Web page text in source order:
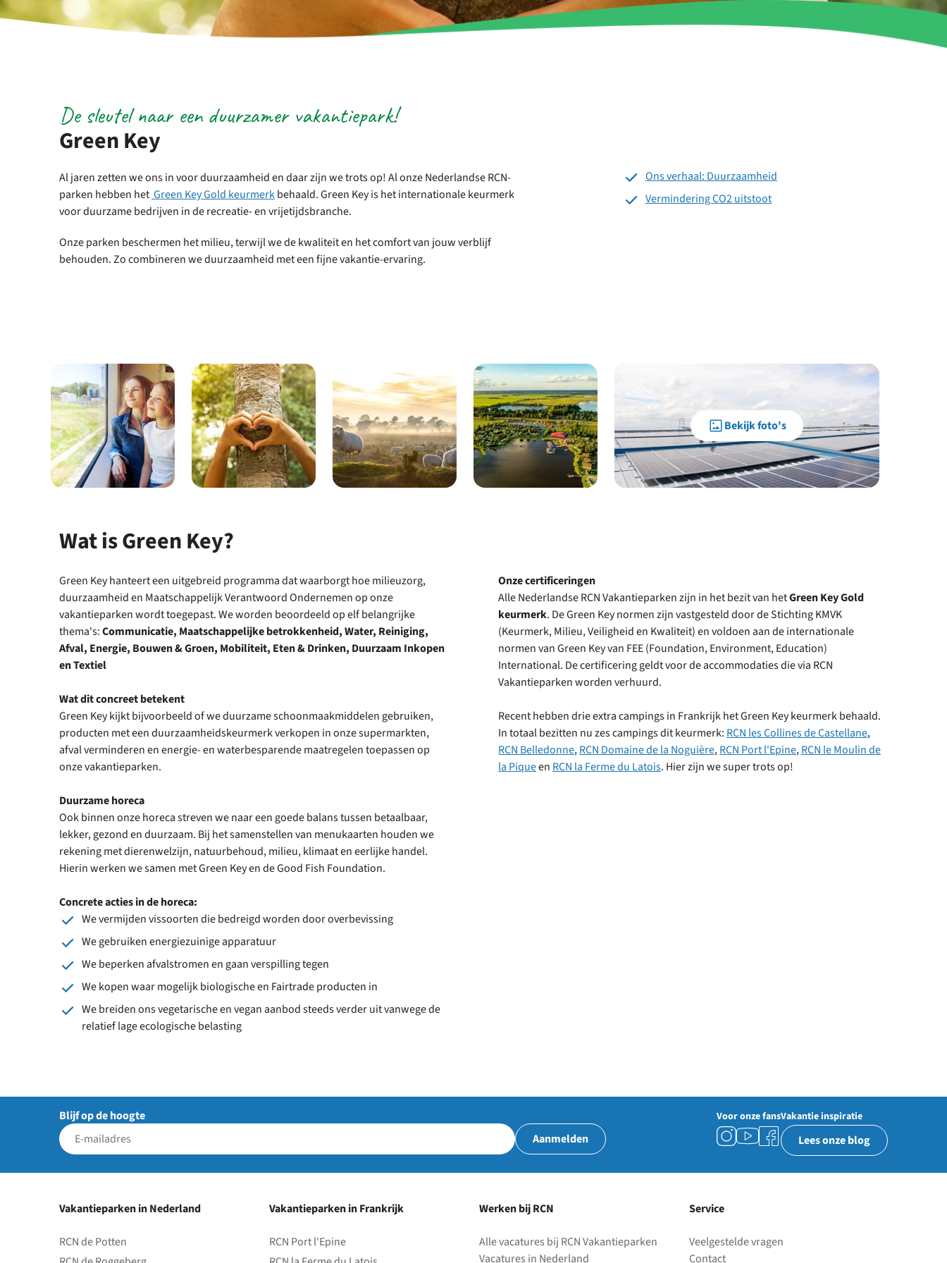
Green Key
De sleutel naar een duurzamer vakantiepark!
Al jaren zetten we ons in voor duurzaamheid en daar zijn we trots op! Al onze Nederlandse RCN-
parken hebben het Green Key Gold keurmerkbehaald. Green Key is het internationale keurmerk
voor duurzame bedrijven in de recreatie- en vrijetijdsbranche.
Onze parken beschermen het milieu, terwijl we de kwaliteit en het comfort van jouw verblijf
behouden. Zo combineren we duurzaamheid met een fijne vakantie-ervaring.
Ons verhaal: Duurzaamheid
Vermindering CO2 uitstoot
Bekijk foto's
Wat is Green Key?
Green Key hanteert een uitgebreid programma dat waarborgt hoe milieuzorg,
duurzaamheid en Maatschappelijk Verantwoord Ondernemen op onze
vakantieparken wordt toegepast. We worden beoordeeld op elf belangrijke
thema's:Communicatie, Maatschappelijke betrokkenheid, Water, Reiniging,
Afval, Energie, Bouwen & Groen, Mobiliteit, Eten & Drinken, Duurzaam Inkopen
en Textiel
Wat dit concreet betekent
Green Key kijkt bijvoorbeeld of we duurzame schoonmaakmiddelen gebruiken,
producten met een duurzaamheidskeurmerk verkopen in onze supermarkten,
afval verminderen en energie- en waterbesparende maatregelen toepassen op
onze vakantieparken.
Duurzame horeca
Ook binnen onze horeca streven we naar een goede balans tussen betaalbaar,
lekker, gezond en duurzaam. Bij het samenstellen van menukaarten houden we
rekening met dierenwelzijn, natuurbehoud, milieu, klimaat en eerlijke handel.
Hierin werken we samen met Green Key en de Good Fish Foundation.
Concrete acties in de horeca:
We vermijden vissoorten die bedreigd worden door overbevissing
We gebruiken energiezuinige apparatuur
We beperken afvalstromen en gaan verspilling tegen
We kopen waar mogelijk biologische en Fairtrade producten in
We breiden ons vegetarische en vegan aanbod steeds verder uit vanwege de
relatief lage ecologische belasting
Onze certificeringen
Alle Nederlandse RCN Vakantieparken zijn in het bezit van hetGreen Key Gold
keurmerk. De Green Key normen zijn vastgesteld door de Stichting KMVK
(Keurmerk, Milieu, Veiligheid en Kwaliteit) en voldoen aan de internationale
normen van Green Key van FEE (Foundation, Environment, Education)
International. De certificering geldt voor de accommodaties die via RCN
Vakantieparken worden verhuurd.
Recent hebben drie extra campings in Frankrijk het Green Key keurmerk behaald.
In totaal bezitten nu zes campings dit keurmerk: RCN les Collines de Castellane,
RCN Belledonne,RCN Domaine de la Noguière,RCN Port l'Epine,RCN le Moulin de
la Piqueen RCN la Ferme du Latois. Hier zijn we super trots op!
Blijf op de hoogte
Aanmelden
Voor onze fansVakantie inspiratie
Lees onze blog
Vakantieparken in Nederland
RCN de Potten
Vakantieparken in Frankrijk
RCN Port l'Epine
Werken bij RCN
Alle vacatures bij RCN Vakantieparken
Vacatures in Nederland
Service
Veelgestelde vragen
Contact